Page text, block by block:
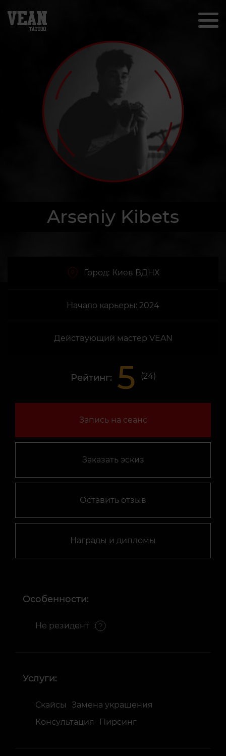
Arseniy Kibets
Город: Киев ВДНХ
Начало карьеры: 2024
Действующий мастер VEAN
Рейтинг: 5 (24)
Запись на сеанс
Заказать эскиз
Оставить отзыв
Награды и дипломы
Особенности:
Не резидент
Услуги:
Скайсы
Замена украшения
Консультация
Пирсинг